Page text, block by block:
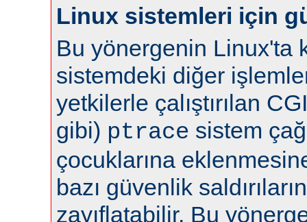
Linux sistemleri için
Bu yönergenin Linux'ta
sistemdeki diğer
yetkilerle çalıştırılan
gibi) ptrace sistem
çocuklarına
bazı güvenlik
zayıflatabilir. Bu